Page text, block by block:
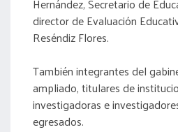
director de Evaluación
Reséndiz Flores.
También integrantes del
ampliado, titulares de
investigadoras e
egresados.